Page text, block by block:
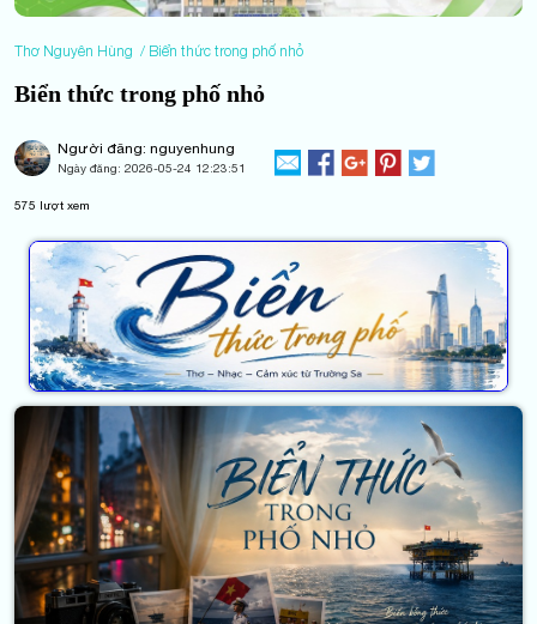
Thơ Nguyên Hùng Biển thức trong phố nhỏ
Biển thức trong phố nhỏ
Người đăng: nguyenhung
Ngày đăng: 2026-05-24 12:23:51
575 lượt xem